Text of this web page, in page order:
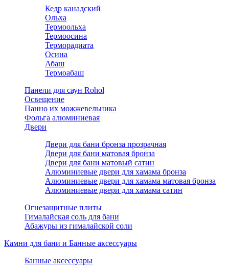
Кедр канадский
Ольха
Термоольха
Термоосина
Терморадиата
Осина
Абаш
Термоабаш
Панели для саун Rohol
Освещение
Панно их можжевельника
Фольга алюминиевая
Двери
Двери для бани бронза прозрачная
Двери для бани матовая бронза
Двери для бани матовый сатин
Алюминиевые двери для хамама бронза
Алюминиевые двери для хамама матовая бронза
Алюминиевые двери для хамама сатин
Огнезащитные плиты
Гималайская соль для бани
Абажуры из гималайской соли
Камни для бани и Банные аксессуары
Банные аксессуары